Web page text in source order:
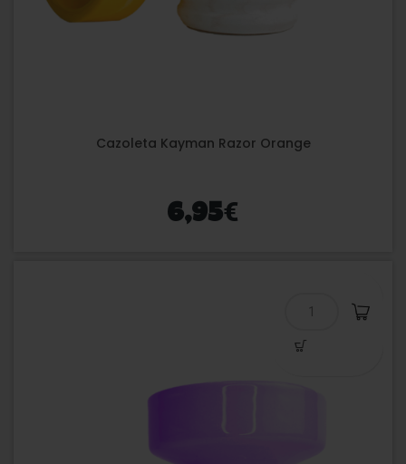
Cazoleta Kayman Razor Orange
6,95€